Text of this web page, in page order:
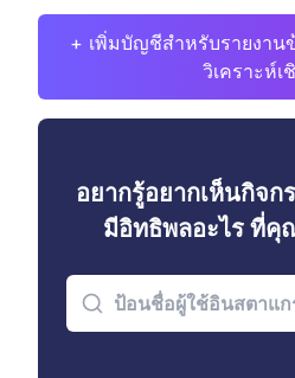
+ เพิ่มบัญชีสำหรับรายงาน
วิเคราะห์เ
อยากรู้อยากเห็นกิจ
มีอิทธิพลอะไร ที่คุ